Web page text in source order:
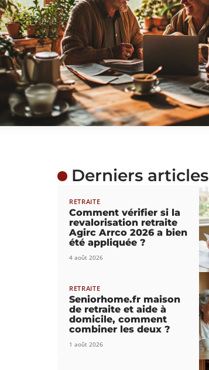
Derniers articles
RETRAITE
Comment vérifier si la
revalorisation retraite
Agirc Arrco 2026 a bien
été appliquée ?
4 août 2026
RETRAITE
Seniorhome.fr maison
de retraite et aide à
domicile, comment
combiner les deux ?
1 août 2026